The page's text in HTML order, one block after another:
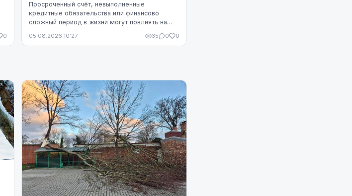
0
Просроченный счёт, невыполненные
кредитные обязательства или финансово
сложный период в жизни могут повлиять на
негативная запись не означает, что ситуацию
действия.
05.08.2026 10:27 35 0 0